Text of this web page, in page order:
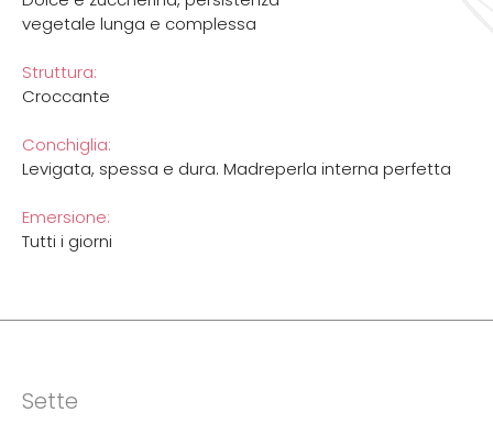
vegetale lunga e complessa
Struttura:
Croccante
Conchiglia:
Levigata, spessa e dura. Madreperla interna perfetta
Emersione:
Tutti i giorni
Sette